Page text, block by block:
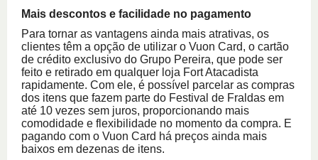
Mais descontos e facilidade no pagamento
Para tornar as vantagens ainda mais atrativas, os
clientes têm a opção de utilizar o Vuon Card, o cartão
de crédito exclusivo do Grupo Pereira, que pode ser
feito e retirado em qualquer loja Fort Atacadista
rapidamente. Com ele, é possível parcelar as compras
dos itens que fazem parte do Festival de Fraldas em
até 10 vezes sem juros, proporcionando mais
comodidade e flexibilidade no momento da compra. E
pagando com o Vuon Card há preços ainda mais
baixos em dezenas de itens.